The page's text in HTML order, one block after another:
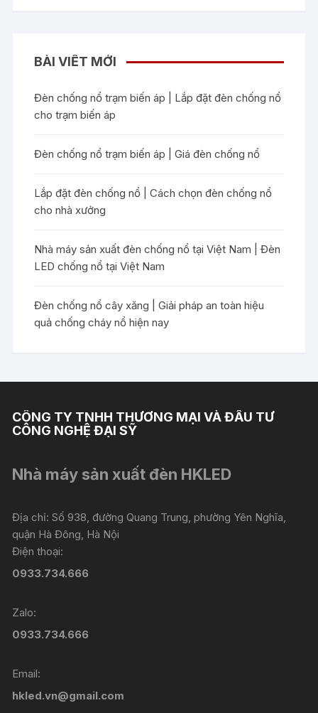
BÀI VIẾT MỚI
Đèn chống nổ trạm biến áp | Lắp đặt đèn chống nổ
cho trạm biến áp
Đèn chống nổ trạm biến áp | Giá đèn chống nổ
Lắp đặt đèn chống nổ | Cách chọn đèn chống nổ
cho nhà xưởng
Nhà máy sản xuất đèn chống nổ tại Việt Nam | Đèn
LED chống nổ tại Việt Nam
Đèn chống nổ cây xăng | Giải pháp an toàn hiệu
quả chống cháy nổ hiện nay
CÔNG TY TNHH THƯƠNG MẠI VÀ ĐẦU TƯ
CÔNG NGHỆ ĐẠI SỸ
Nhà máy sản xuất đèn HKLED
Địa chỉ: Số 938, đường Quang Trung, phường Yên Nghĩa,
quận Hà Đông, Hà Nội
Điện thoại:
0933.734.666
Zalo:
0933.734.666
Email:
hkled.vn@gmail.com